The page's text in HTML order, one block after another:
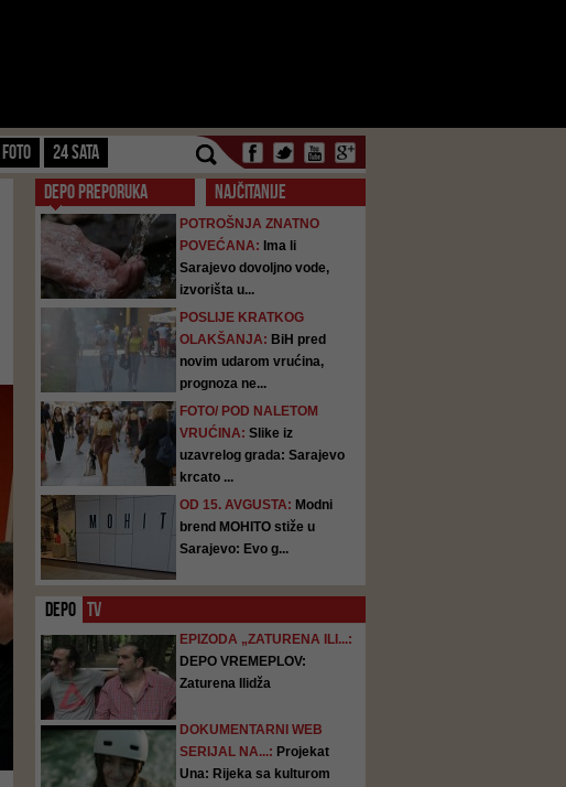
FOTO 24 SATA
DEPO PREPORUKA NAJČITANIJE
POTROŠNJA ZNATNO
POVEĆANA: Ima li
Sarajevo dovoljno vode,
izvorišta u...
POSLIJE KRATKOG
OLAKŠANJA: BiH pred
novim udarom vrućina,
prognoza ne...
FOTO/ POD NALETOM
VRUĆINA: Slike iz
uzavrelog grada: Sarajevo
krcato ...
OD 15. AVGUSTA: Modni
brend MOHITO stiže u
Sarajevo: Evo g...
DEPO TV
EPIZODA „ZATURENA ILI...:
DEPO VREMEPLOV:
Zaturena Ilidža
DOKUMENTARNI WEB
SERIJAL NA...: Projekat
Una: Rijeka sa kulturom